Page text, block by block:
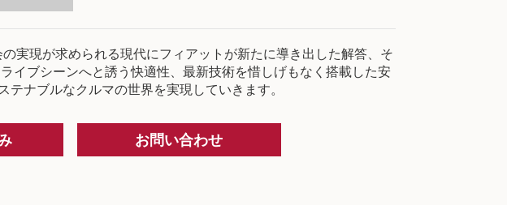
実現が求められる現代にフィアットが新たに導き出した解答、そ
イブシーンへと誘う快適性、最新技術を惜しげもなく搭載した安
ナブルなクルマの世界を実現していきます。
お問い合わせ